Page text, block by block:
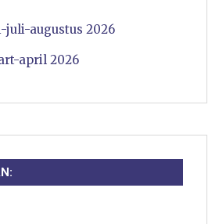
juli-augustus 2026
april 2026